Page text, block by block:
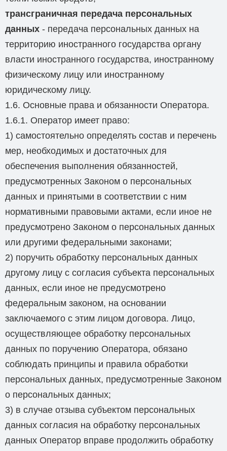
трансграничная передача персональных
данных - передача персональных данных на
территорию иностранного государства органу
власти иностранного государства, иностранному
физическому лицу или иностранному
юридическому лицу.
1.6. Основные права и обязанности Оператора.
1.6.1. Оператор имеет право:
1) самостоятельно определять состав и перечень
мер, необходимых и достаточных для
обеспечения выполнения обязанностей,
предусмотренных Законом о персональных
данных и принятыми в соответствии с ним
нормативными правовыми актами, если иное не
предусмотрено Законом о персональных данных
или другими федеральными законами;
2) поручить обработку персональных данных
другому лицу с согласия субъекта персональных
данных, если иное не предусмотрено
федеральным законом, на основании
заключаемого с этим лицом договора. Лицо,
осуществляющее обработку персональных
данных по поручению Оператора, обязано
соблюдать принципы и правила обработки
персональных данных, предусмотренные Законом
о персональных данных;
3) в случае отзыва субъектом персональных
данных согласия на обработку персональных
данных Оператор вправе продолжить обработку